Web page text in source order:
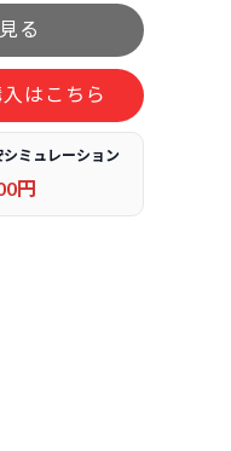
はこちら
ミュレーション
円